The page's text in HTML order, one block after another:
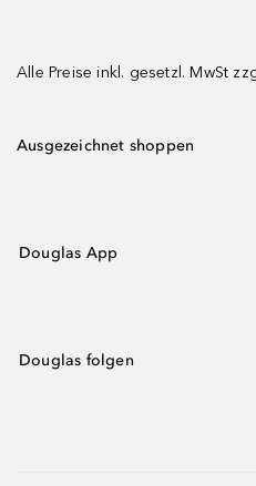
Alle Preise inkl. gesetzl. MwSt
Ausgezeichnet shoppen
Douglas App
Douglas folgen